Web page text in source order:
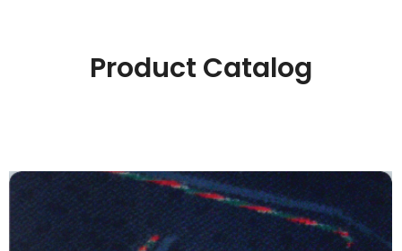
Product Catalog